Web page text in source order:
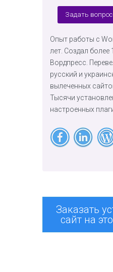
Задать вопрос
Опыт работы с
лет. Создал более
Вордпресс.
русский и
вылеченных
Тысячи
настроенных
Заказать
сайт на